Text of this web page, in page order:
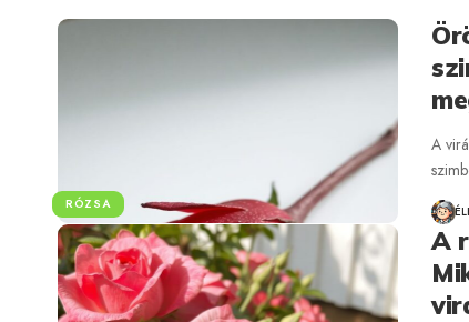
RÓZSA
A
A